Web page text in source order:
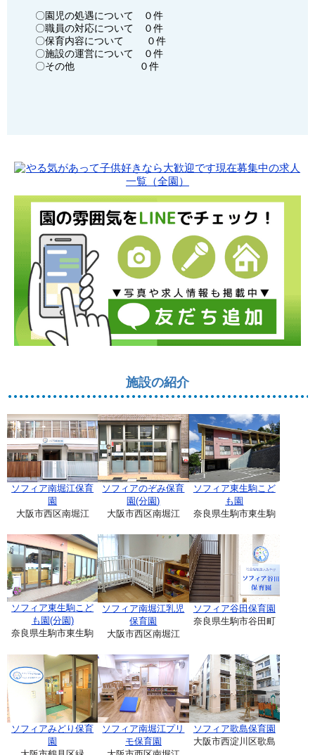
〇園児の処遇について ０件
〇職員の対応について ０件
〇保育内容について ０件
〇施設の運営について ０件
〇その他 ０件
施設の紹介
ソフィア南堀江保育
園
大阪市西区南堀江
ソフィアのぞみ保育
園(分園)
大阪市西区南堀江
ソフィア東生駒こど
も園
奈良県生駒市東生駒
ソフィア東生駒こど
も園(分園)
奈良県生駒市東生駒
ソフィア南堀江乳児
保育園
大阪市西区南堀江
ソフィア谷田保育園
奈良県生駒市谷田町
ソフィアみどり保育
園
ソフィア南堀江プリ
モ保育園
ソフィア歌島保育園
大阪市西淀川区歌島